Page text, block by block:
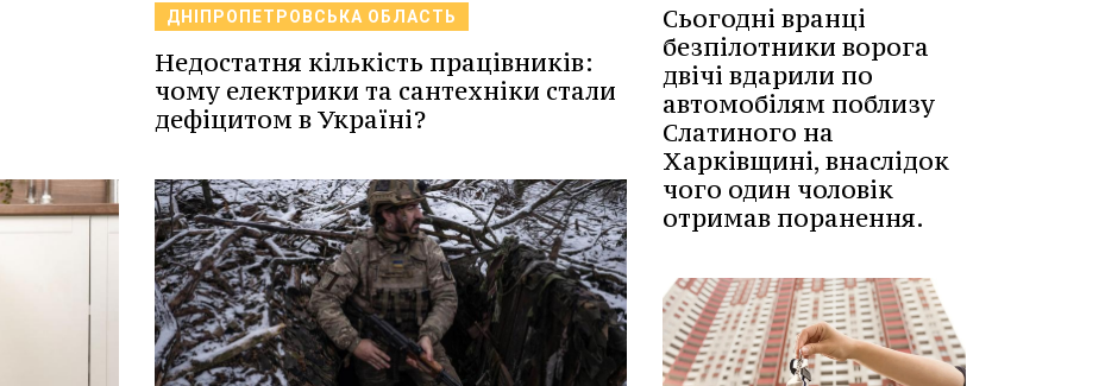
ДНІПРОПЕТРОВСЬКА ОБЛАСТЬ
Недостатня кількість працівників:
чому електрики та сантехніки стали
дефіцитом в Україні?
Сьогодні вранці
безпілотники ворога
двічі вдарили по
автомобілям поблизу
Слатиного на
Харківщині, внаслідок
чого один чоловік
отримав поранення.